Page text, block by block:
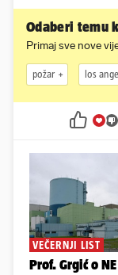
Odaberi temu
Primaj sve nove
požar los